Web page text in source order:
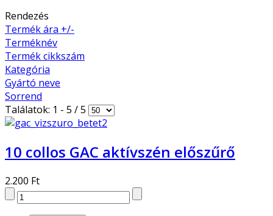
Rendezés
Termék ára +/-
Terméknév
Termék cikkszám
Kategória
Gyártó neve
Sorrend
Találatok: 1 - 5 / 5
10 collos GAC aktívszén előszűrő
2.200 Ft